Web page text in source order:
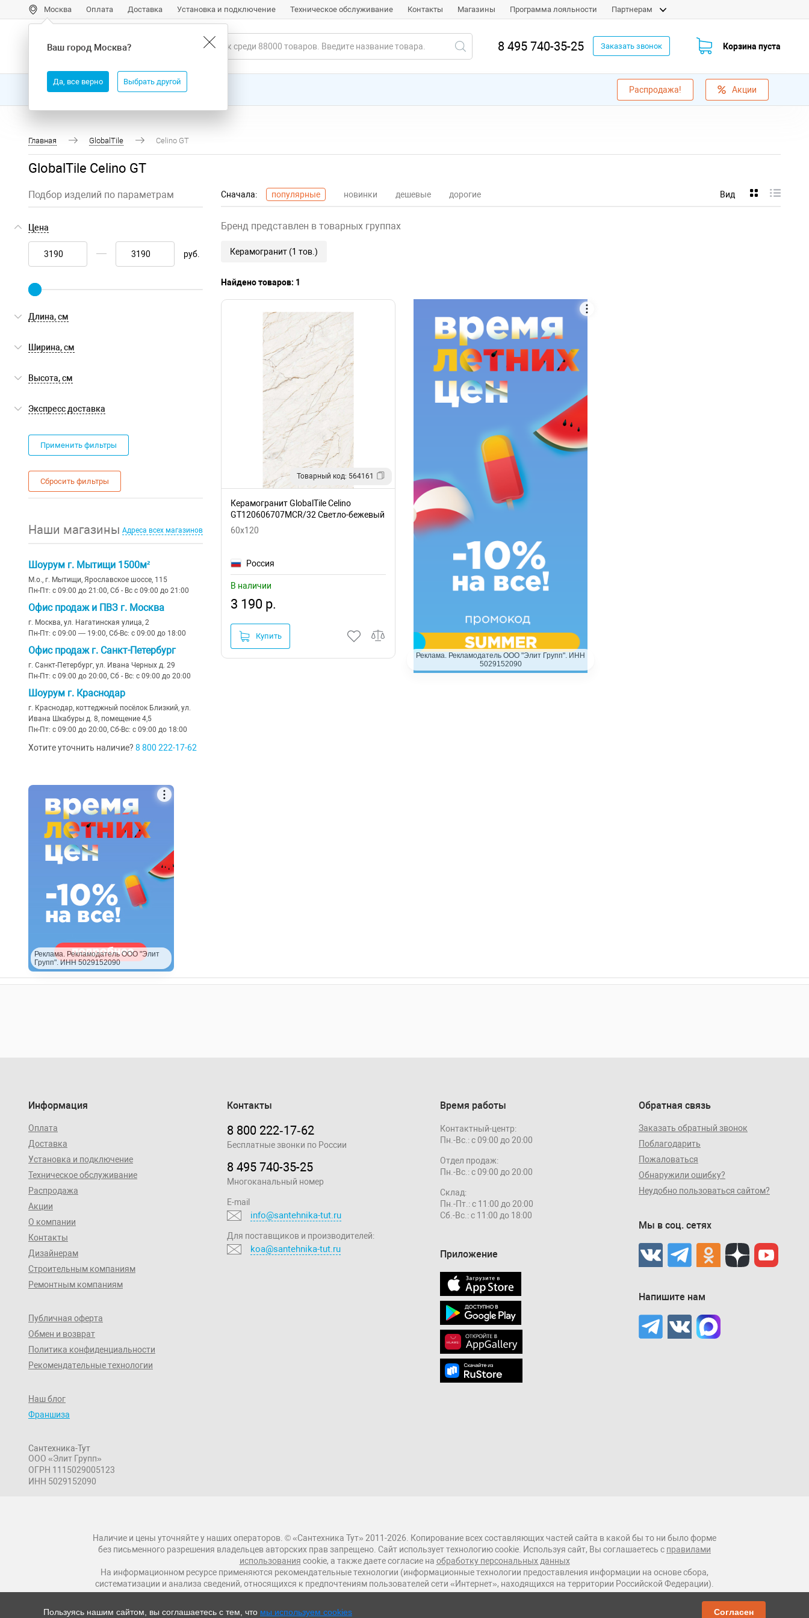
Ваш город Москва?
Да, все верно Выбрать другой
Москва Оплата Доставка Установка и подключение Техническое обслуживание Контакты Магазины Программа лояльности Партнерам
8 495 740-35-25 Заказать звонок Корзина пуста
Все товары Бренды Распродажа! Акции
Главная GlobalTile Celino GT
GlobalTile Celino GT
Подбор изделий по параметрам
Цена
руб.
Длина, см
Ширина, см
Высота, см
Экспресс доставка
Экспресс доставка(0)
Применить фильтры
Сбросить фильтры
Наши магазины Адреса всех магазинов
Шоурум г. Мытищи 1500м²
М.о., г. Мытищи, Ярославское шоссе, 115
Пн-Пт: с 09:00 до 21:00, Сб - Вс с 09:00 до 21:00
Офис продаж и ПВЗ г. Москва
г. Москва, ул. Нагатинская улица, 2
Пн-Пт: с 09:00 — 19:00, Сб-Вс: с 09:00 до 18:00
Офис продаж г. Санкт-Петербург
г. Санкт-Петербург, ул. Ивана Черных д. 29
Пн-Пт: с 09:00 до 20:00, Сб - Вс: с 09:00 до 20:00
Шоурум г. Краснодар
г. Краснодар, коттеджный посёлок Близкий, ул.
Ивана Шкабуры д. 8, помещение 4,5
Пн-Пт: с 09:00 до 20:00, Сб-Вс: с 09:00 до 18:00
Хотите уточнить наличие? 8 800 222-17-62
Реклама. Рекламодатель ООО "Элит
Групп". ИНН 5029152090
Сначала: популярные новинки дешевые дорогие Вид
Бренд представлен в товарных группах
Керамогранит (1 тов.)
Найдено товаров: 1
Товарный код: 564161
Керамогранит GlobalTile Celino
GT120606707MCR/32 Светло-бежевый
Матовая Карвинг
60x120
Россия
В наличии
3 190 р.
Купить
Реклама. Рекламодатель ООО "Элит Групп". ИНН
5029152090
Информация
Оплата
Доставка
Установка и подключение
Техническое обслуживание
Распродажа
Акции
О компании
Контакты
Дизайнерам
Строительным компаниям
Ремонтным компаниям
Публичная оферта
Обмен и возврат
Политика конфиденциальности
Рекомендательные технологии
Наш блог
Франшиза
Сантехника-Тут
ООО «Элит Групп»
ОГРН 1115029005123
ИНН 5029152090
Контакты
8 800 222‑17‑62
Бесплатные звонки по России
8 495 740-35-25
Многоканальный номер
E-mail
info@santehnika-tut.ru
Для поставщиков и производителей:
koa@santehnika-tut.ru
Время работы
Контактный-центр:
Пн.-Вс.: с 09:00 до 20:00
Отдел продаж:
Пн.-Вс.: с 09:00 до 20:00
Склад:
Пн.-Пт.: с 11:00 до 20:00
Сб.-Вс.: с 11:00 до 18:00
Приложение
Обратная связь
Заказать обратный звонок
Поблагодарить
Пожаловаться
Обнаружили ошибку?
Неудобно пользоваться сайтом?
Мы в соц. сетях
Напишите нам
Наличие и цены уточняйте у наших операторов. © «Сантехника Тут» 2011-2026. Копирование всех составляющих частей сайта в какой бы то ни было форме
без письменного разрешения владельцев авторских прав запрещено. Сайт использует технологию cookie. Используя сайт, Вы соглашаетесь с правилами
использования cookie, а также даете согласие на обработку персональных данных
На информационном ресурсе применяются рекомендательные технологии (информационные технологии предоставления информации на основе сбора,
систематизации и анализа сведений, относящихся к предпочтениям пользователей сети «Интернет», находящихся на территории Российской Федерации).
Пользуясь нашим сайтом, вы соглашаетесь с тем, что мы используем cookies Согласен